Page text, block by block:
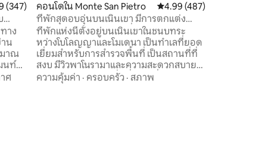
เฉลี่ย 4.99 จาก 5, 347 รีวิว
(347)
าง
น
มาณ
นท์
ย
คง
ศ
คอนโดใน Monte San Pietro คะแนนเฉลี่ย 4.99 จาก
4.99 (487)
ที่พักสุดอบอุ่นบนเนินเขา มีการตกแต่ง
สไตล์กลางศตวรรษ มีเครื่องปรับอากาศครบ
ที่พักแห่งนี้ตั้งอยู่บนเนินเขาในชนบทระ
หว่างโบโลญญาและโมเดนา เป็นทำเลที่ยอด
เยี่ยมสำหรับการสำรวจพื้นที่ เป็นสถานที่ที่
สงบ มีวิวพาโนรามาและความสะดวกสบาย
ของร้านอาหารท้องถิ่นที่ยอดเยี่ยม (และผู้
ผลิตไวน์) อยู่ใกล้เคียง บ้านที่ตกแต่งด้วย
ความคุ้มค่า · ครอบครัว · สภาพ